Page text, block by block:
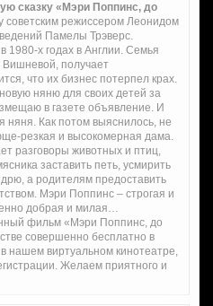
сказку «Мэри Поппинс, до
советским режиссером Леонидом
Памелы Трэверс.
1980-х годах в Англии. Семья
получает
что их бизнес потерпел крах.
няню для своих детей за
в газете объявление. И
няня. Как потом выяснилось, не
резкая и высокомерная дама.
разговоры животных и птиц,
заставить петь, усмирить
а родителям предоставить
Мэри Поппинс – строгая и
добрая и милая…
фильм «Мэри Поппинс, до
совершенно бесплатно в
нашем виртуальном кинотеатре,
Желаем приятного и